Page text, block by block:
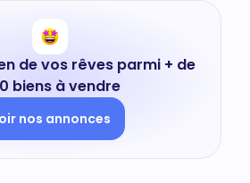
de vos rêves parmi + de
biens à vendre
nos annonces